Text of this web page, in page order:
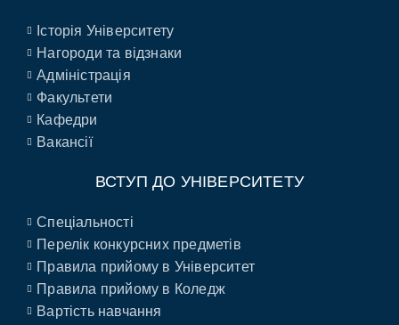
Історія Університету
Нагороди та відзнаки
Адміністрація
Факультети
Кафедри
Вакансії
ВСТУП ДО УНІВЕРСИТЕТУ
Спеціальності
Перелік конкурсних предметів
Правила прийому в Університет
Правила прийому в Коледж
Вартість навчання